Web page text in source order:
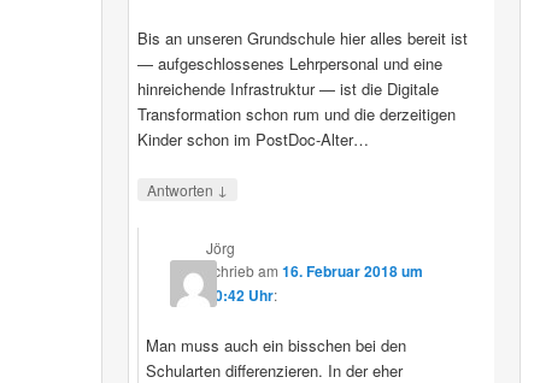
Bis an unseren Grundschule hier alles bereit ist
— aufgeschlossenes Lehrpersonal und eine
hinreichende Infrastruktur — ist die Digitale
Transformation schon rum und die derzeitigen
Kinder schon im PostDoc-Alter…
Antworten ↓
Jörg
schriebam16. Februar 2018 um
20:42 Uhr:
Man muss auch ein bisschen bei den
Schularten differenzieren. In der eher